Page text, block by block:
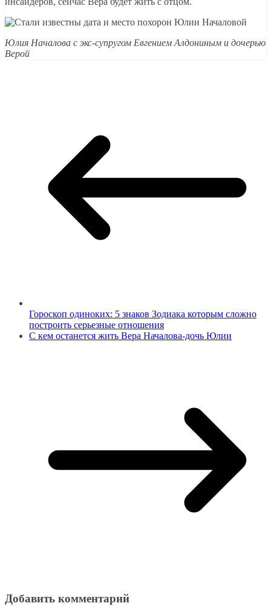
Юлия Началова с экс-супругом Евгением Алдониным и дочерью
Верой
Гороскоп одиноких: 5 знаков Зодиака которым сложно
построить серьезные отношения
С кем останется жить Вера Началова-дочь Юлии
Добавить комментарий